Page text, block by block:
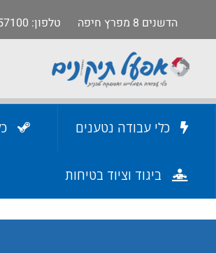
הדשנים 8 מפרץ חיפה טלפון: 04-6757100
כלי עבודה נטענים
ביגוד וציוד בטיחות